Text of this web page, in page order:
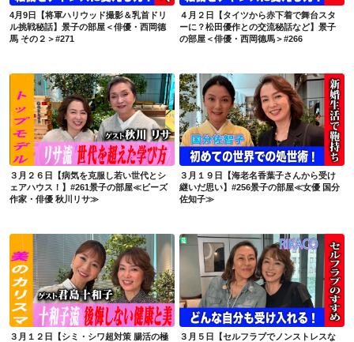
4月9日【将軍ハリウッド撮影＆乳首ドリ
ル挑戦秘話】景子の部屋＜俳優・西岡德
馬 その２＞#271
４月２日【タイツから赤下着で舞台スタ
ーに？松田優作との交流秘話など】景子
の部屋＜俳優・西岡德馬＞#266
３月２６日【病気を克服し若い世代とシェアハウス！】#261景子の部屋≪ビーズ作家・俳優 秋川リサ≫
３月２６日【病気を克服し若い世代とシ
ェアハウス！】#261景子の部屋≪ビーズ
作家・俳優 秋川リサ≫
３月１９日【海老名香葉子さんから受け継いだ思い】#256景子の部屋≪女優 国分佐知子≫
３月１９日【海老名香葉子さんから受け
継いだ思い】#256景子の部屋≪女優 国分
佐知子≫
３月１２日【シミ・シワ超対策 腸活の極意】#251景子の部屋≪美容家：君島十和子≫
３月１２日【シミ・シワ超対策 腸活の極
３月５日【セルフラブでノンストレスな人生を！】#246景子の部屋≪RIKACO≫
３月５日【セルフラブでノンストレスな